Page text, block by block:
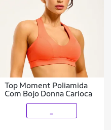
Top Moment Poliamida
Com Bojo Donna Carioca